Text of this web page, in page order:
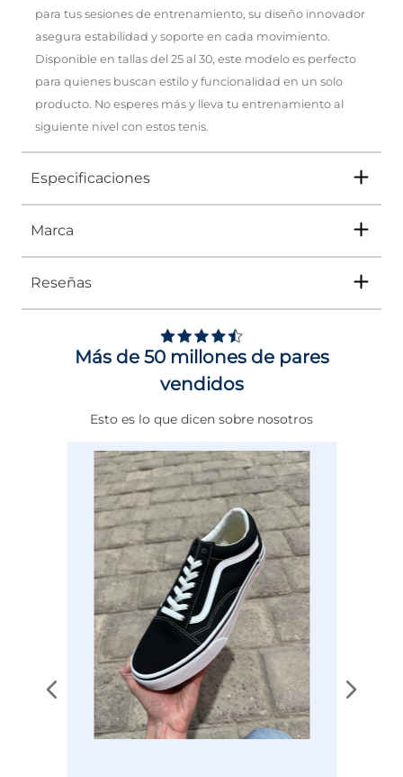
para tus sesiones de entrenamiento, su diseño innovador
asegura estabilidad y soporte en cada movimiento.
Disponible en tallas del 25 al 30, este modelo es perfecto
para quienes buscan estilo y funcionalidad en un solo
producto. No esperes más y lleva tu entrenamiento al
siguiente nivel con estos tenis.
Especificaciones
Tipo
DE 0 A 4 cms
Marca
Impus te trae una colección que rinde
homenaje a su legado. Con una fusión de
clásicos reinventados y nuevos diseños, cada
pieza no solo está pensada para el
rendimiento en la cancha o el gimnasio, sino
estilo de vida diario.
Reseñas
Más de 50 millones de pares
vendidos
Esto es lo que dicen sobre nosotros